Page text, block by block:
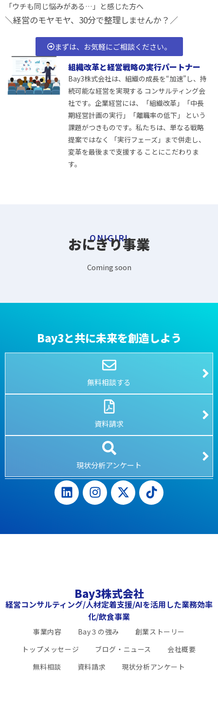
「ウチも同じ悩みがある…」と感じた方へ
＼経営のモヤモヤ、30分で整理しませんか？／
まずは、お気軽にご相談ください。
組織改革と経営戦略の実行パートナー
Bay3株式会社は、組織の成長を“加速”し、持
続可能な経営を実現する コンサルティング会
社です。企業経営には、「組織改革」「中長
期経営計画の実行」「離職率の低下」 という
課題がつきものです。私たちは、単なる戦略
提案ではなく 「実行フェーズ」まで併走し、
変革を最後まで支援する ことにこだわりま
す。
ONIGIRI
おにぎり事業
Coming soon
Bay3と共に未来を創造しよう
無料相談する
資料請求
現状分析アンケート
Bay3株式会社
経営コンサルティング/人材定着支援/AIを活用した業務効率
化/飲食事業
事業内容 Bay３の強み
創業ストーリー
トップメッセージ
ブログ・ニュース
会社概要
無料相談
資料請求 現状分析アンケート